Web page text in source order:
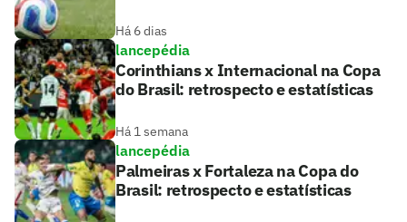
Há 6 dias
lancepédia
Corinthians x Internacional na Copa
do Brasil: retrospecto e estatísticas
Há 1 semana
lancepédia
Palmeiras x Fortaleza na Copa do
Brasil: retrospecto e estatísticas